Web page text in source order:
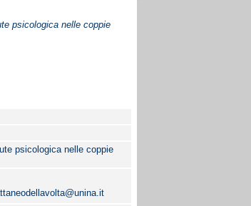
psicologica nelle coppie
psicologica nelle coppie